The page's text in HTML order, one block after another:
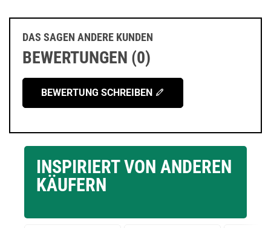
DAS SAGEN ANDERE KUNDEN
BEWERTUNGEN (0)
BEWERTUNG SCHREIBEN
INSPIRIERT VON ANDEREN
KÄUFERN